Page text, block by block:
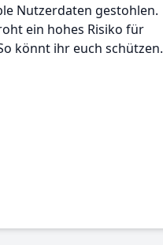
Nutzerdaten gestohlen.
ein hohes Risiko für
könnt ihr euch schützen.